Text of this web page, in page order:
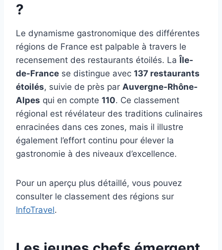
?
Le dynamisme gastronomique des différentes
régions de France est palpable à travers le
recensement des restaurants étoilés. LaÎle-
de-France se distingue avec 137 restaurants
étoilés, suivie de près par Auvergne-Rhône-
Alpes qui en compte 110. Ce classement
régional est révélateur des traditions culinaires
enracinées dans ces zones, mais il illustre
également l’effort continu pour élever la
gastronomie à des niveaux d’excellence.
Pour un aperçu plus détaillé, vous pouvez
consulter le classement des régions sur
InfoTravel.